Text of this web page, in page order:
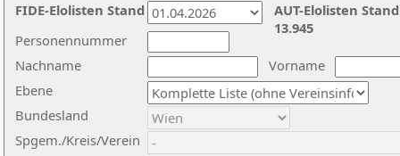
Nachname
Vorname
Ebene
Personennummer
Bundesland
Spgem./Kreis/Verein
AUT-Elolisten
13.945
FIDE-Elolisten Stand